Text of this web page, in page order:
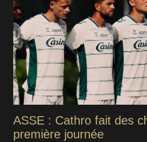
ASSE : Cathro fait des
première journée